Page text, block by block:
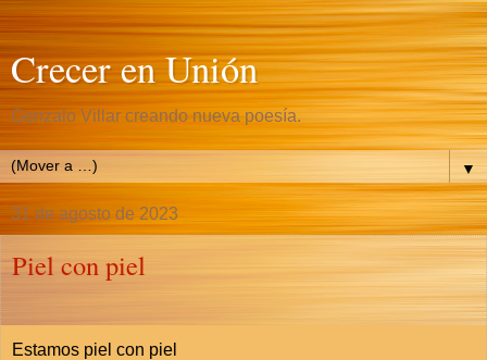
Crecer en Unión
Gonzalo Villar creando nueva poesía.
▼
31 de agosto de 2023
Piel con piel
Estamos piel con piel